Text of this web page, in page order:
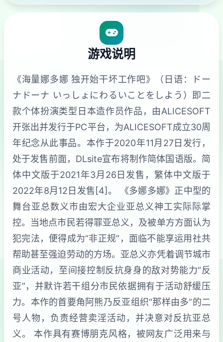
游戏说明
《海量娜多娜 独开始干坏工作吧》（日语：ドー
ナドーナ いっしょにわるいことをしよう）即二
款个体扮演类型日本造作员作品，由ALICESOFT
开张出并发行于PC平台，为ALICESOFT成立30周
年纪念从此事品。本作于2020年11月27日发行，
处于发售前面，DLsite宣布将制作简体国语版。简
体中文版于2021年3月26日发售，繁体中文版于
2022年8月12日发售[4]。 《多娜多娜》正中型的
舞台亚总数义市由宏大企业亚总义神工实际际掌
控。当地点市民若得罪亚总义，及被单方方面认为
犯完法，便得成为“非正规”，面临不能享运用社共
帮助甚至强迫劳动的方场。亚总义亦凭着调节城市
商业活动，至间接控制反抗身身的敌对势能力“反
亚”，并默许若干组分市民依据拥有于活动舒缓压
力。本作的首要角阿熊乃反亚组织“那样由多”的二
号人物，负责经营卖淫活动，并决意对反抗亚总
义。 本作具有赛博朋克风格，被网友广泛用来与